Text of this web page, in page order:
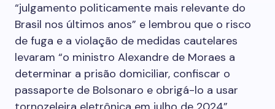
“julgamento politicamente mais relevante do
Brasil nos últimos anos” e lembrou que o risco
de fuga e a violação de medidas cautelares
levaram “o ministro Alexandre de Moraes a
determinar a prisão domiciliar, confiscar o
passaporte de Bolsonaro e obrigá-lo a usar